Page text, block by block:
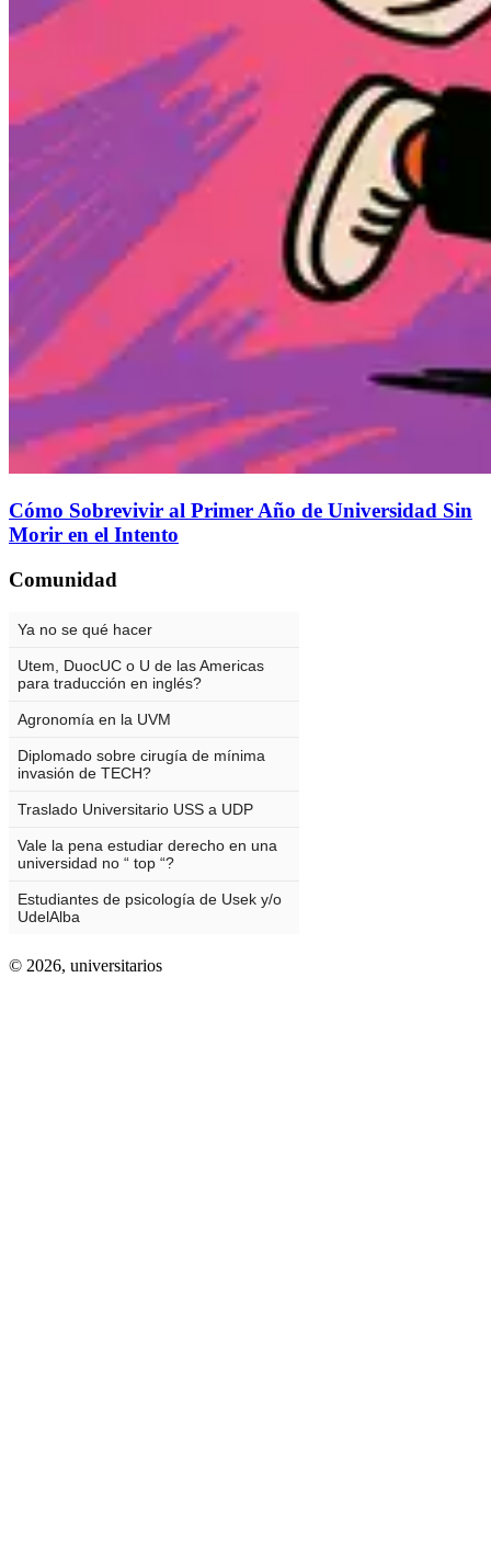
Cómo Sobrevivir al Primer Año de Universidad Sin
Morir en el Intento
Comunidad
© 2026, universitarios